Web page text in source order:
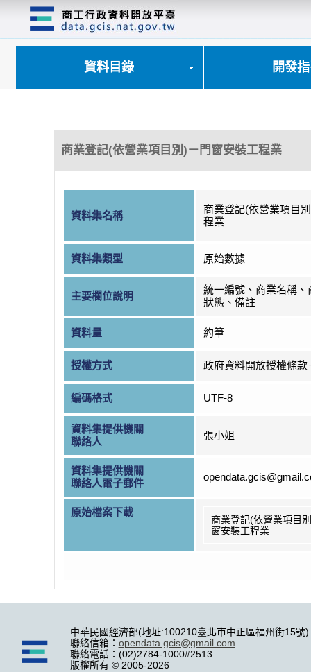
資料目錄 開發
商業登記(依營業項目別)－門窗安裝工程業
資料集名稱
商業登記(依營業項目
程業
資料集類型 原始數據
主要欄位說明
統一編號、商業名稱、
狀態、備註
資料量 約筆
授權方式 政府資料開放授權條款
編碼格式 UTF-8
資料集提供機關
聯絡人
張小姐
資料集提供機關
聯絡人電子郵件
原始檔案下載
商業登記(依營業項目
窗安裝工程業
中華民國經濟部(地址:100210臺北市中正區福州街15號)
聯絡信箱： opendata.gcis@gmail.com
聯絡電話：(02)2784-1000#2513
版權所有 © 2005-2026